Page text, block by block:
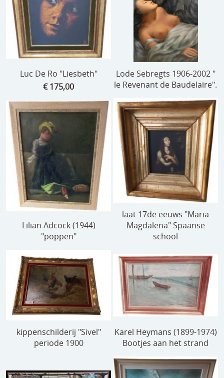
Luc De Ro "Liesbeth"
€ 175,00
Lode Sebregts 1906-2002 "
le Revenant de Baudelaire".
Lilian Adcock (1944)
"poppen"
laat 17de eeuws "Maria
Magdalena" Spaanse
school
kippenschilderij "Sivel"
periode 1900
Karel Heymans (1899-1974)
Bootjes aan het strand